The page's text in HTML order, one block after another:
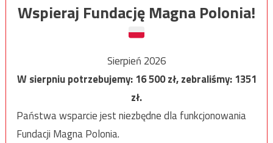
Wspieraj Fundację Magna Polonia!
Sierpień 2026
W sierpniu potrzebujemy:16 500zł, zebraliśmy:1351
zł.
Państwa wsparcie jest niezbędne dla funkcjonowania
Fundacji Magna Polonia.